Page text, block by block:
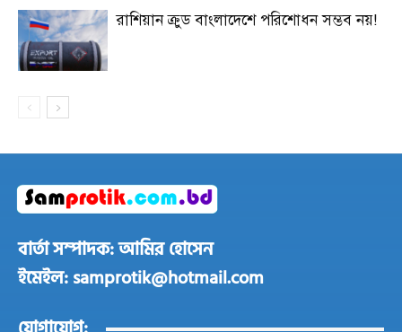
রাশিয়ান ক্রুড বাংলাদেশে পরিশোধন সম্ভব নয়!
বার্তা সম্পাদক: আমির হোসেন
ইমেইল: samprotik@hotmail.com